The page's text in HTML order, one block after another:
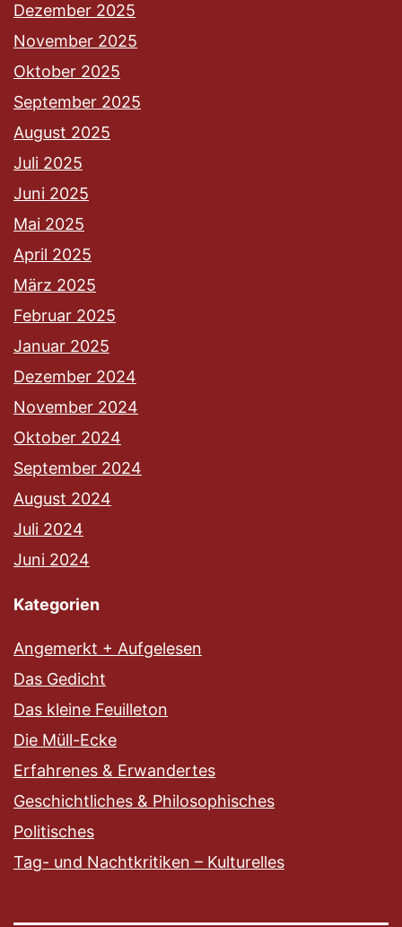
Dezember 2025
November 2025
Oktober 2025
September 2025
August 2025
Juli 2025
Juni 2025
Mai 2025
April 2025
März 2025
Februar 2025
Januar 2025
Dezember 2024
November 2024
Oktober 2024
September 2024
August 2024
Juli 2024
Juni 2024
Kategorien
Angemerkt + Aufgelesen
Das Gedicht
Das kleine Feuilleton
Die Müll-Ecke
Erfahrenes & Erwandertes
Geschichtliches & Philosophisches
Politisches
Tag- und Nachtkritiken – Kulturelles